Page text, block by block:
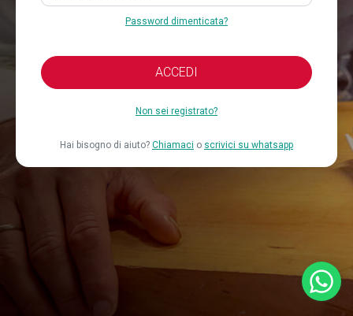
Password dimenticata?
ACCEDI
Non sei registrato?
Hai bisogno di aiuto? Chiamaci o scrivici su whatsapp